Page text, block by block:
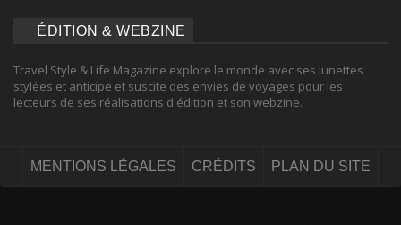
ÉDITION & WEBZINE
Travel Style & Life Magazine explore le monde avec ses lunettes
stylées et anticipe et suscite des envies de voyages pour les
lecteurs de ses réalisations d'édition et son webzine.
MENTIONS LÉGALES CRÉDITS PLAN DU SITE